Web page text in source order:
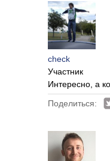
check
Участник
Интересно, а
Поделиться: